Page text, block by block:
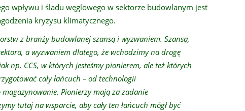
wpływu i śladu węglowego w sektorze budowlanym jest
kryzysu klimatycznego.
z branży budowlanej szansą i wyzwaniem. Szansą,
a wyzwaniem dlatego, że wchodzimy na drogę
np. CCS, w których jesteśmy pionierem, ale też których
cały łańcuch – od technologii
Pionierzy mają za zadanie
tutaj na wsparcie, aby cały ten łańcuch mógł być